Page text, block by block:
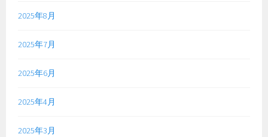
2025年8月
2025年7月
2025年6月
2025年4月
2025年3月